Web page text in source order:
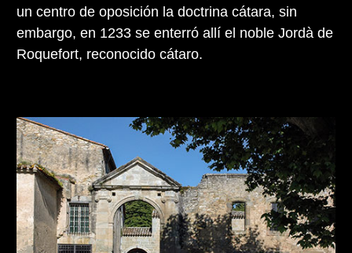
un centro de oposición la doctrina cátara, sin
embargo, en 1233 se enterró allí el noble Jordà de
Roquefort, reconocido cátaro.